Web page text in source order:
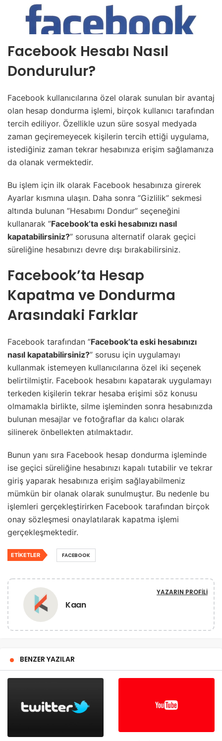
Facebook Hesabı Nasıl
Dondurulur?
Facebook kullanıcılarına özel olarak sunulan bir avantaj
olan hesap dondurma işlemi, birçok kullanıcı tarafından
tercih ediliyor. Özellikle uzun süre sosyal medyada
zaman geçiremeyecek kişilerin tercih ettiği uygulama,
istediğiniz zaman tekrar hesabınıza erişim sağlamanıza
da olanak vermektedir.
Bu işlem için ilk olarak Facebook hesabınıza girerek
Ayarlar kısmına ulaşın. Daha sonra ”Gizlilik” sekmesi
altında bulunan ”Hesabımı Dondur” seçeneğini
kullanarak ”Facebook’ta eski hesabınızı nasıl
kapatabilirsiniz?” sorusuna alternatif olarak geçici
süreliğine hesabınızı devre dışı bırakabilirsiniz.
Facebook’ta Hesap
Kapatma ve Dondurma
Arasındaki Farklar
Facebook tarafından ”Facebook’ta eski hesabınızı
nasıl kapatabilirsiniz?” sorusu için uygulamayı
kullanmak istemeyen kullanıcılarına özel iki seçenek
belirtilmiştir. Facebook hesabını kapatarak uygulamayı
terkeden kişilerin tekrar hesaba erişimi söz konusu
olmamakla birlikte, silme işleminden sonra hesabınızda
bulunan mesajlar ve fotoğraflar da kalıcı olarak
silinerek önbellekten atılmaktadır.
Bunun yanı sıra Facebook hesap dondurma işleminde
ise geçici süreliğine hesabınızı kapalı tutabilir ve tekrar
giriş yaparak hesabınıza erişim sağlayabilmeniz
mümkün bir olanak olarak sunulmuştur. Bu nedenle bu
işlemleri gerçekleştirirken Facebook tarafından birçok
onay sözleşmesi onaylatılarak kapatma işlemi
gerçekleşmektedir.
ETIKETLER FACEBOOK
Kaan
YAZARIN PROFILI
BENZER YAZILAR